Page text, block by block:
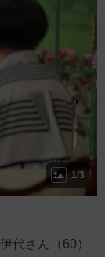
1/3
代さん（60）